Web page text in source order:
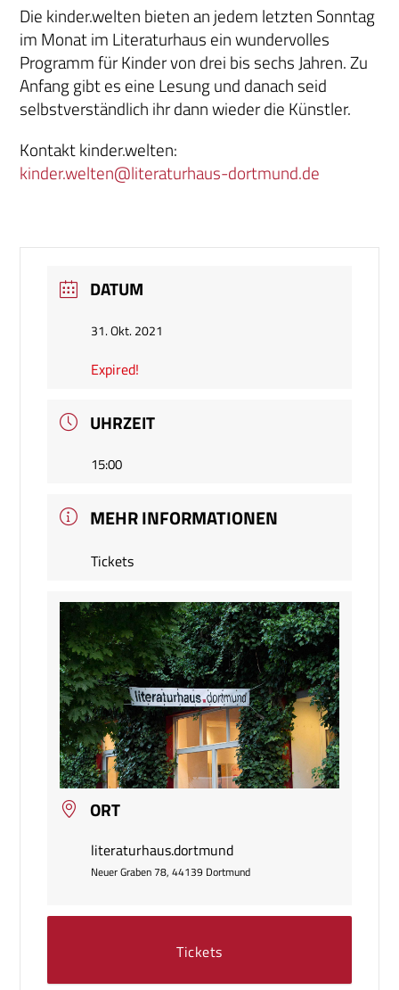
Die kinder.welten bieten an jedem letzten Sonntag
im Monat im Literaturhaus ein wundervolles
Programm für Kinder von drei bis sechs Jahren. Zu
Anfang gibt es eine Lesung und danach seid
selbstverständlich ihr dann wieder die Künstler.
Kontakt kinder.welten:
kinder.welten@literaturhaus-dortmund.de
DATUM
31. Okt. 2021
Expired!
UHRZEIT
15:00
MEHR INFORMATIONEN
Tickets
ORT
literaturhaus.dortmund
Neuer Graben 78, 44139 Dortmund
Tickets